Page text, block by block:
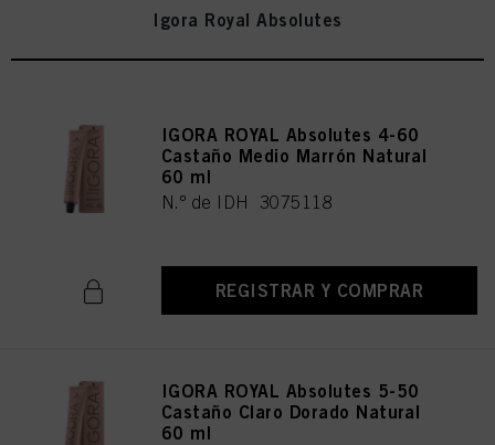
Igora Royal Absolutes
IGORA ROYAL Absolutes 4-60
Castaño Medio Marrón Natural
60 ml
N.º de IDH 3075118
REGISTRAR Y COMPRAR
IGORA ROYAL Absolutes 5-50
Castaño Claro Dorado Natural
60 ml